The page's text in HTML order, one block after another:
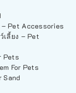
Pet Accessories
ลี้ยง – Pet
Pets
For Pets
Sand